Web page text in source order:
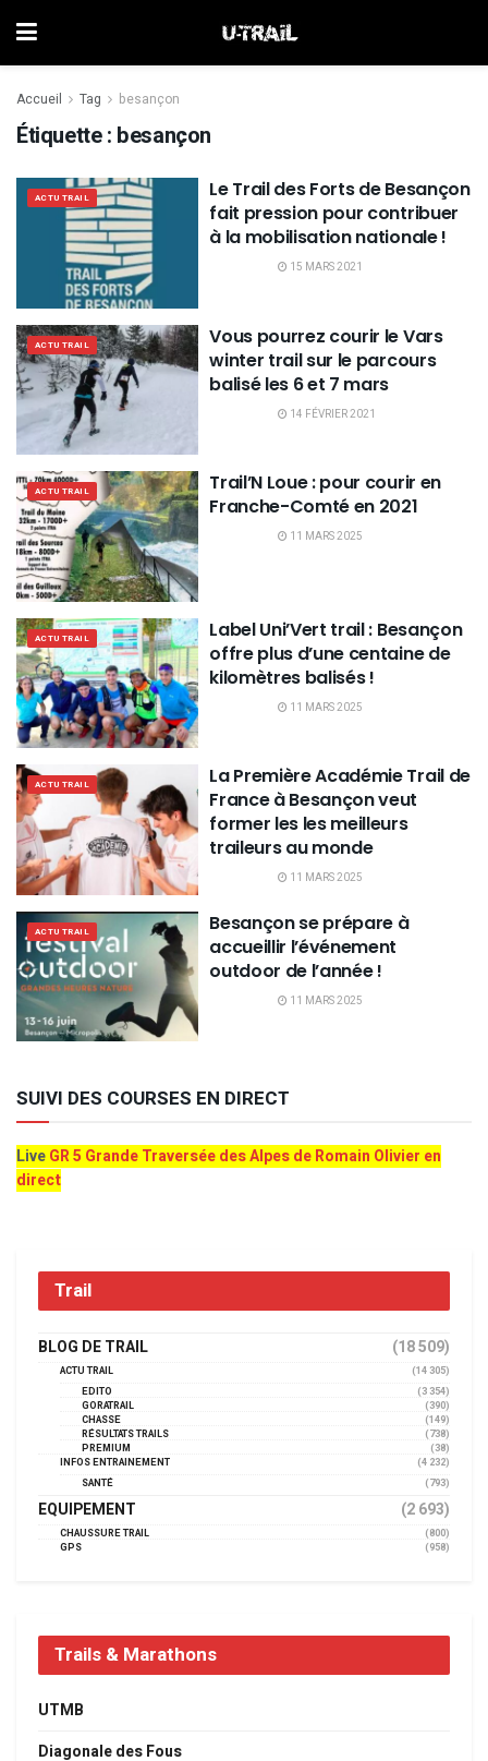
Accueil Tag besançon
Étiquette : besançon
ACTU TRAIL
Le Trail des Forts de Besançon
fait pression pour contribuer
à la mobilisation nationale !
15 MARS 2021
ACTU TRAIL
Vous pourrez courir le Vars
winter trail sur le parcours
balisé les 6 et 7 mars
14 FÉVRIER 2021
ACTU TRAIL
Trail’N Loue : pour courir en
Franche-Comté en 2021
11 MARS 2025
ACTU TRAIL
Label Uni’Vert trail : Besançon
offre plus d’une centaine de
kilomètres balisés !
11 MARS 2025
ACTU TRAIL
La Première Académie Trail de
France à Besançon veut
former les les meilleurs
traileurs au monde
11 MARS 2025
ACTU TRAIL
Besançon se prépare à
accueillir l’événement
outdoor de l’année !
11 MARS 2025
SUIVI DES COURSES EN DIRECT
LiveGR 5 Grande Traversée des Alpes de Romain Olivier en
direct
Trail
BLOG DE TRAIL (18 509)
ACTU TRAIL
(14 305)
EDITO
(3 354)
GORATRAIL
(390)
CHASSE
(149)
RÉSULTATS TRAILS
(738)
PREMIUM
(38)
INFOS ENTRAINEMENT
(4 232)
SANTÉ
(793)
EQUIPEMENT (2 693)
CHAUSSURE TRAIL
(800)
GPS
(958)
Trails & Marathons
UTMB
Diagonale des Fous